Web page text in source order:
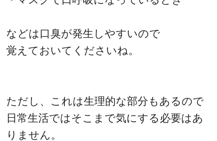
などは口臭が発生しやすいので
覚えておいてくださいね。
ただし、これは生理的な部分もあるので
日常生活ではそこまで気にする必要はあ
りません。